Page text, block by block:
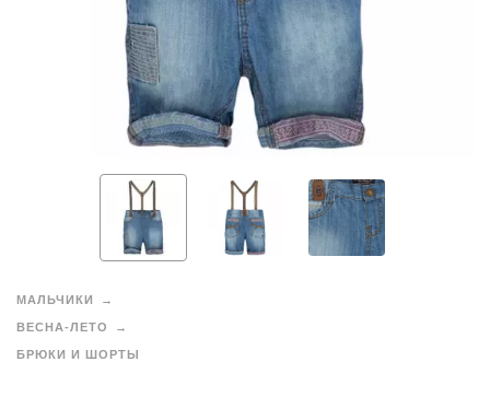
МАЛЬЧИКИ
ВЕСНА-ЛЕТО
БРЮКИ И ШОРТЫ